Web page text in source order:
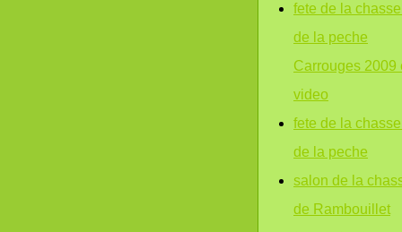
fete de la
de la peche
Carrouges 2009
video
fete de la
de la peche
salon de la
de Rambouillet